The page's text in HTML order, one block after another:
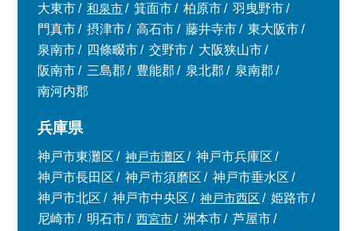
大東市
和泉市 箕面市 柏原市
羽曳野市
門真市
摂津市 高石市 藤井寺市
東大阪市
泉南市
四條畷市 交野市
大阪狭山市
阪南市
三島郡 豊能郡 泉北郡
泉南郡
南河内郡
兵庫県
神戸市東灘区 神戸市灘区
神戸市兵庫区
神戸市長田区
神戸市須磨区
神戸市垂水区
神戸市北区
神戸市中央区 神戸市西区
姫路市
尼崎市
明石市 西宮市 洲本市
芦屋市